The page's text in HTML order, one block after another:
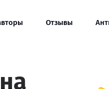
Отзывы